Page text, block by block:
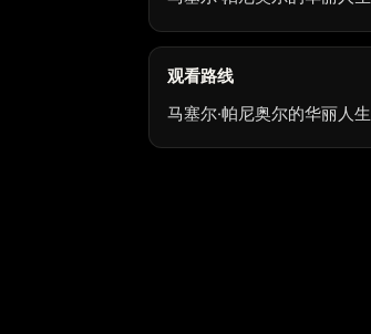
观看路线
马塞尔·帕尼奥尔的华丽人生